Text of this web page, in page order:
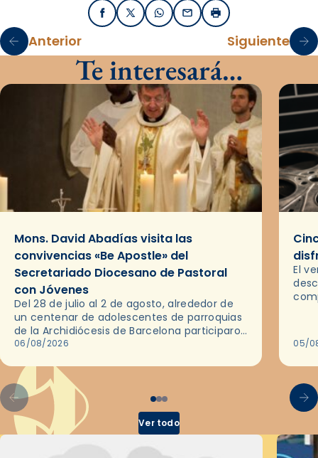
FacebookX / TwitterWhatsApp
EmailImprimir
Anterior Siguiente
Te interesará…
Mons. David Abadías visita las
convivencias «Be Apostle» del
Secretariado Diocesano de Pastoral
con Jóvenes
Del 28 de julio al 2 de agosto, alrededor de
un centenar de adolescentes de parroquias
de la Archidiócesis de Barcelona participaron
en las convivencias Be Apostle, organizadas
06/08/2026
El
05/
Ver todo